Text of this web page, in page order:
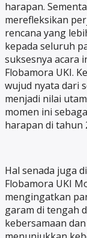
harapan.
merefleksikan
rencana yang
kepada seluruh
suksesnya acara
Flobamora UKI.
wujud nyata dari
menjadi nilai
momen ini
harapan di tahun
Hal senada juga
Flobamora UKI
mengingatkan
garam di tengah
kebersamaan